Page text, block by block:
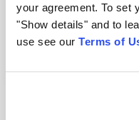
your agreement. To set
"Show details" and to
use see our Terms of
Coronavírus: crise
de trabalho digital